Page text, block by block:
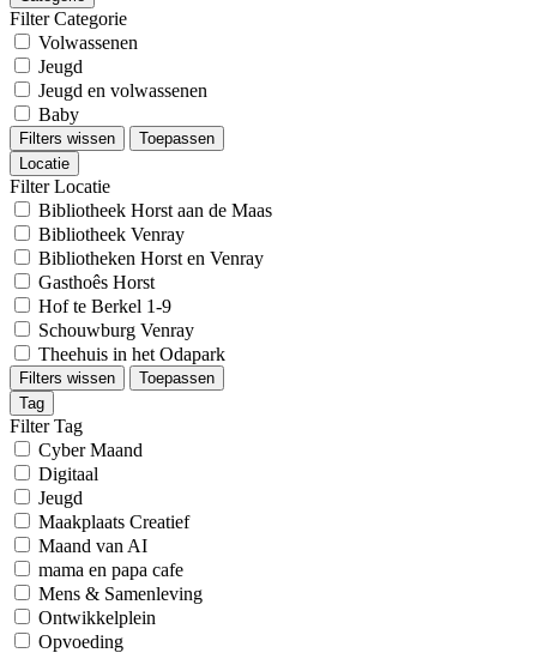
Filter Categorie
Volwassenen
Jeugd
Jeugd en volwassenen
Baby
Filters wissen
Toepassen
Locatie
Filter Locatie
Bibliotheek Horst aan de Maas
Bibliotheek Venray
Bibliotheken Horst en Venray
Gasthoês Horst
Hof te Berkel 1-9
Schouwburg Venray
Theehuis in het Odapark
Filters wissen
Toepassen
Tag
Filter Tag
Cyber Maand
Digitaal
Jeugd
Maakplaats Creatief
Maand van AI
mama en papa cafe
Mens & Samenleving
Ontwikkelplein
Opvoeding